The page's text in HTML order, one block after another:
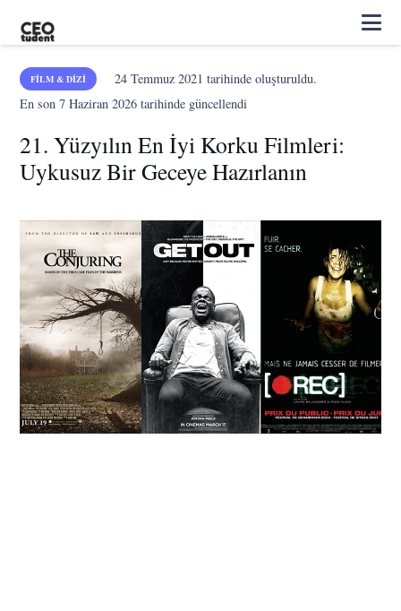
FILM & DIZI 24 Temmuz 2021 tarihinde oluşturuldu.
En son7 Haziran 2026 tarihinde güncellendi
21. Yüzyılın En İyi Korku Filmleri:
Uykusuz Bir Geceye Hazırlanın